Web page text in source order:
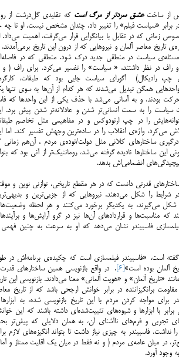
از ساختعشق سردتر از مرگ است که تقلیدی گل‌درشت از
برابر «سیاست فیلم» را تغییر داد. چندان مشخص نیست، او تا چه
زمانی که در تقابل با بیانگرایی قرار می‌گرفت، اهمیت می‌داد.
تاریخ معاصر آلمان و نیروهایی که از درون این تاریخ برمی‌آمدند،
سیاست در منطقی جدید درک شود. منطقی که در
و راف در نظر داشتند، « سیاست» را تفسیر می‌کرد. برای راف ( و
چپ رادیکال) آگورای سیاست جایی بود که طبقات،
واحدهایی همگن تبدیل می‌شدند که هر کدام از آن‌ها به سوی تنها
بودند، و به آسانی می‌شد با حذف یکی از این واحدها که
سیاست را به سمت انسانی‌تر شدن و عادلانه‌تر شدن پیش برد.
را در چپ ارتودوکس و در مفاهیمی مثل تخاصم
می‌کرد، واژه‌ی انقلاب را در ساده‌ترین وجهش تفسیر کند. اما
ساختارهای کلانی مثل دولت/توده‌‌ی مردم ، آن‌هم زمانی
این ساختارها نادیده گرفته می‌شد، رومانتیک‌تر از آنی بود که
پیچیدگی‌های انضمامی‌اش بدهد.
قدرتی دانست که در هر مقطع تاریخی، توازنی نوین و
در شرایط را شکل می‌دهند. نیروهایی که از جزیی‌ترین و
می‌گیرند، به یکدیگر برخورد می‌کنند و هر لحظه
مناسبت‌ها و قراردادهای آن‌ها نیز در گرو آرایش‌ها و
فاسبیندر نشان می‌دهد که او به سرعت به چنین فهمی
گفته است، «فاسبیندر فیلمسازی است که چکیده‌ی برنامه‌اش در
آلمان بوده است»[6]
. در واقع بازنویسی همین ساختارهای
«تاریخ آلمان» و «هویت آلمانی» معنا می‌دادند. بازنویسی این
برانگیزاننده در برابر خوانش ارجحی باشد که از تاریخ
برای مواجه کردن مردم با این تاریخ بازنویسی شده، به
با ابزارها و شیوه‌های تثبیت‌شده‌ای داشته باشند که این
تجربی‌ و فرم‌های ناآشنای آن، به همان دلایلی که پیش‌تر
نداشت. فاسبیندر به چیزی نیاز داشت تا بتواند انگیزه‌های لازم
در میان عامه‌ی مردم ( و نه فقط در میان یک اقلیت ممتاز و
وجود آورد.